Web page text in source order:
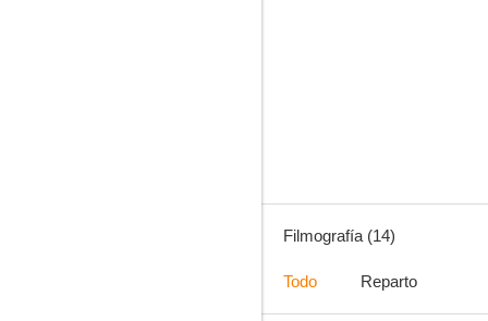
Filmografía (14)
Todo Reparto